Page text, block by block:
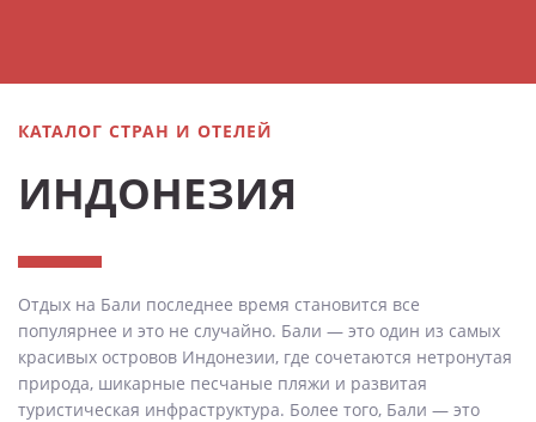
КАТАЛОГ СТРАН И ОТЕЛЕЙ
ИНДОНЕЗИЯ
Отдых на Бали последнее время становится все
популярнее и это не случайно. Бали — это один из самых
красивых островов Индонезии, где сочетаются нетронутая
природа, шикарные песчаные пляжи и развитая
туристическая инфраструктура. Более того, Бали — это